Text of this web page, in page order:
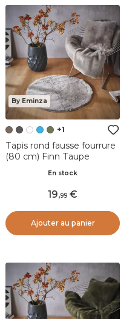
By Eminza
+1
Tapis rond fausse fourrure
(80 cm) Finn Taupe
En stock
19,99
Ajouter au panier